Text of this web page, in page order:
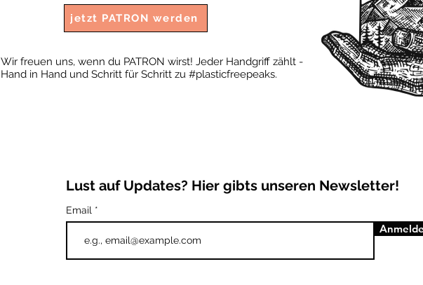
Wir freuen uns, wenn du PATRON wirst! Jeder Handgriff zählt -
Hand in Hand und Schritt für Schritt zu #plasticfreepeaks.
jetzt PATRON werden
Lust auf Updates? Hier gibts unseren Newsletter!
Email